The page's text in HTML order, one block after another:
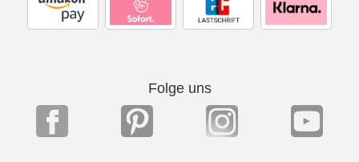
Folge uns